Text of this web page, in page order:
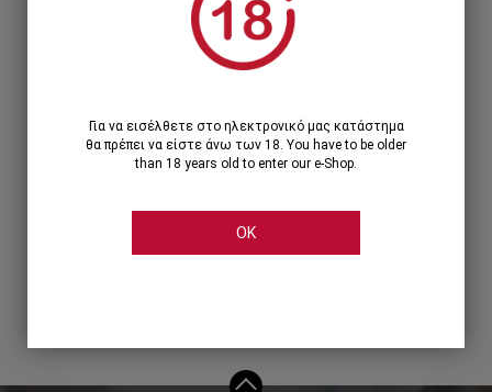
Ή
ΣΥΝΔΕΣΗ ΜΕ ...
Για να εισέλθετε στο ηλεκτρονικό μας κατάστημα
θα πρέπει να είστε άνω των 18. You have to be older
than 18 years old to enter our e-Shop.
OK